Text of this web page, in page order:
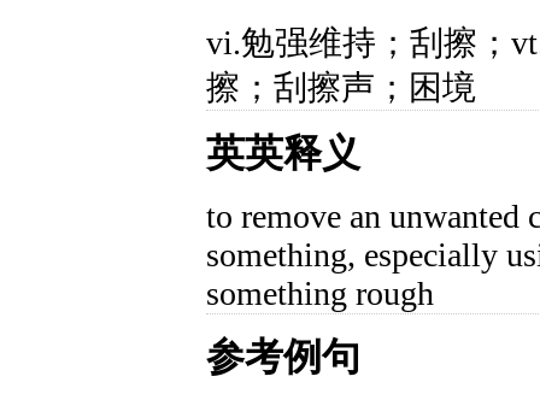
vi.勉强维持；刮擦；
擦；刮擦声；困境
英英释义
to remove an unwanted
something, especially
something rough
参考例句